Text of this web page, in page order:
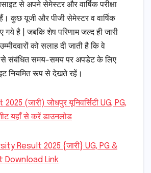
से अपने सेमेस्टर और वार्षिक परीक्षा
कुछ यूजी और पीजी सेमेस्टर व वार्षिक
गये है | जबकि शेष परिणाम जल्द ही जारी
को सलाह दी जाती है कि वे
से संबंधित समय-समय पर अपडेट के लिए
नियमित रूप से देखते रहें।
(जारी) जोधपुर यूनिवर्सिटी UG, PG,
यहाँ से करें डाउनलोड
Result 2025 {जारी} UG, PG &
Download Link